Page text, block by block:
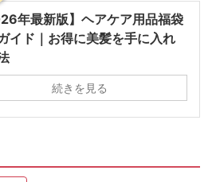
年最新版】ヘアケア用品福袋
イド｜お得に美髪を手に入れ
続きを見る